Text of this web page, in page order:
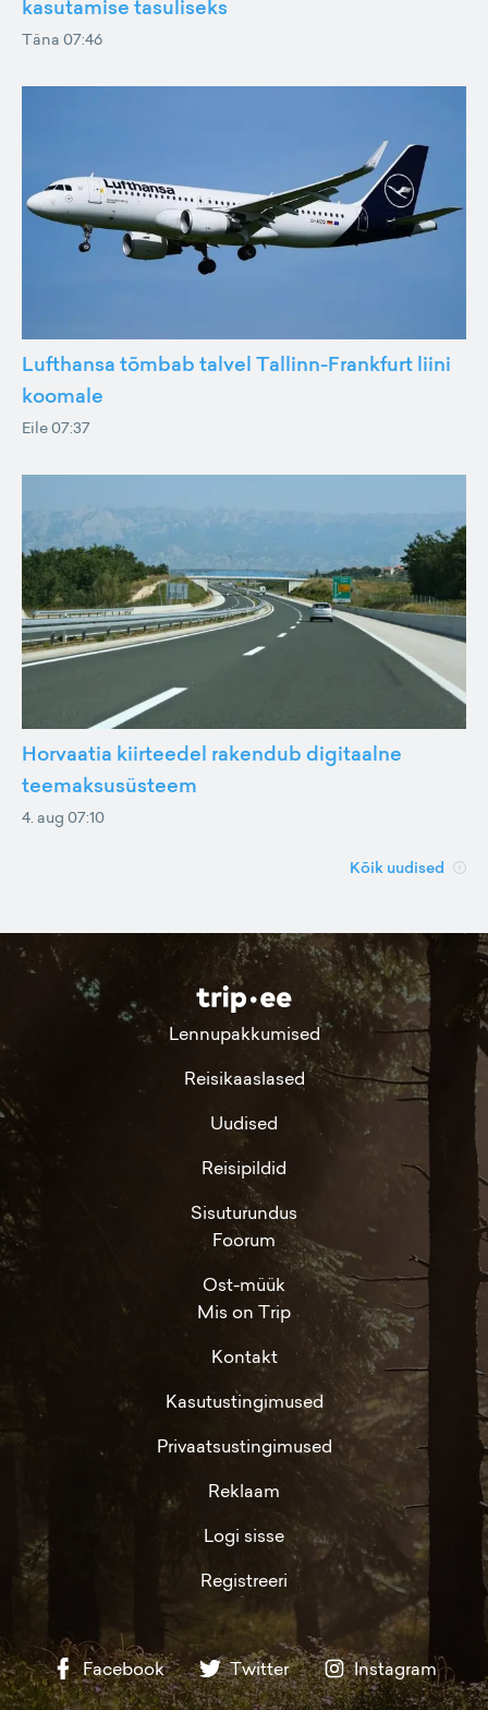
kasutamise tasuliseks
Täna 07:46
Lufthansa tõmbab talvel Tallinn-Frankfurt liini
koomale
Eile 07:37
Horvaatia kiirteedel rakendub digitaalne
teemaksusüsteem
4. aug 07:10
Kõik uudised
Lennupakkumised
Reisikaaslased
Uudised
Reisipildid
Sisuturundus
Foorum
Ost-müük
Mis on Trip
Kontakt
Kasutustingimused
Privaatsustingimused
Reklaam
Logi sisse
Registreeri
Facebook Twitter Instagram